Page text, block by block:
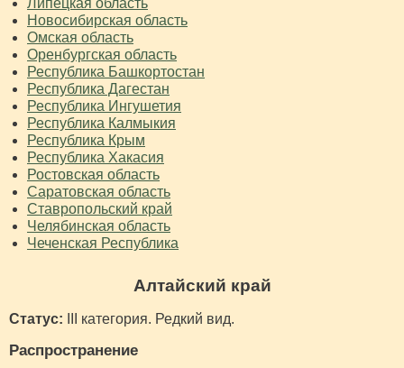
Новосибирская область
Омская область
Оренбургская область
Республика Башкортостан
Республика Дагестан
Республика Ингушетия
Республика Калмыкия
Республика Крым
Республика Хакасия
Ростовская область
Саратовская область
Ставропольский край
Челябинская область
Чеченская Республика
Алтайский край
Статус: III категория. Редкий вид.
Распространение